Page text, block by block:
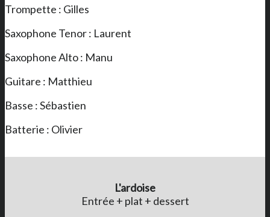
Trompette : Gilles
Saxophone Tenor : Laurent
Saxophone Alto : Manu
Guitare : Matthieu
Basse : Sébastien
Batterie : Olivier
L'ardoise
Entrée + plat + dessert